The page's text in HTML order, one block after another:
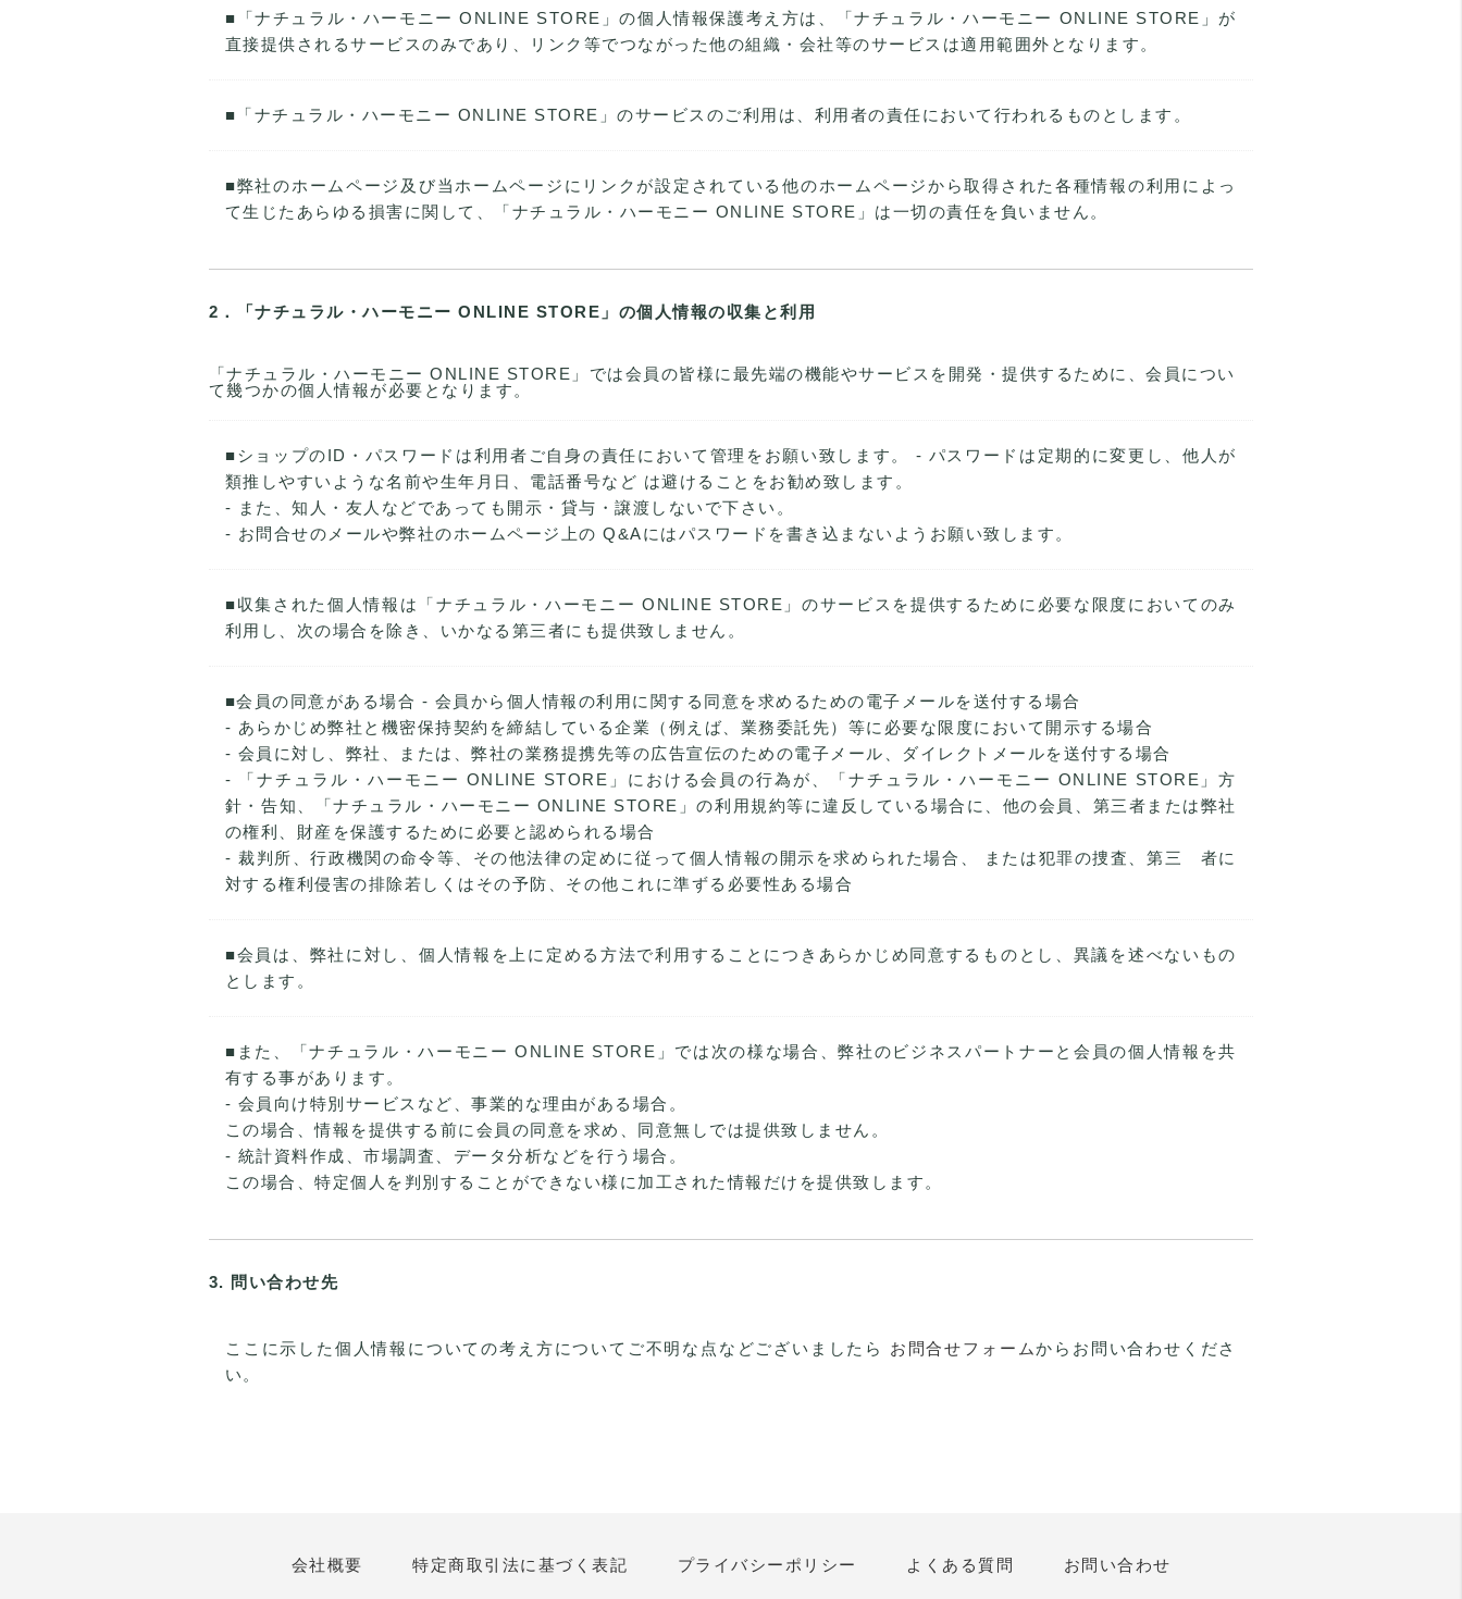
■「ナチュラル・ハーモニー ONLINE STORE」の個人情報保護考え方は、「ナチュラル・ハーモニー ONLINE STORE」が
直接提供されるサービスのみであり、リンク等でつながった他の組織・会社等のサービスは適用範囲外となります。
■「ナチュラル・ハーモニー ONLINE STORE」のサービスのご利用は、利用者の責任において行われるものとします。
■弊社のホームページ及び当ホームページにリンクが設定されている他のホームページから取得された各種情報の利用によっ
て生じたあらゆる損害に関して、「ナチュラル・ハーモニー ONLINE STORE」は一切の責任を負いません。
2．「ナチュラル・ハーモニー ONLINE STORE」の個人情報の収集と利用
「ナチュラル・ハーモニー ONLINE STORE」では会員の皆様に最先端の機能やサービスを開発・提供するために、会員につい
て幾つかの個人情報が必要となります。
■ショップのID・パスワードは利用者ご自身の責任において管理をお願い致します。 - パスワードは定期的に変更し、他人が
類推しやすいような名前や生年月日、電話番号など は避けることをお勧め致します。
- また、知人・友人などであっても開示・貸与・譲渡しないで下さい。
- お問合せのメールや弊社のホームページ上の Q&Aにはパスワードを書き込まないようお願い致します。
■収集された個人情報は「ナチュラル・ハーモニー ONLINE STORE」のサービスを提供するために必要な限度においてのみ
利用し、次の場合を除き、いかなる第三者にも提供致しません。
■会員の同意がある場合 - 会員から個人情報の利用に関する同意を求めるための電子メールを送付する場合
- あらかじめ弊社と機密保持契約を締結している企業（例えば、業務委託先）等に必要な限度において開示する場合
- 会員に対し、弊社、または、弊社の業務提携先等の広告宣伝のための電子メール、ダイレクトメールを送付する場合
- 「ナチュラル・ハーモニー ONLINE STORE」における会員の行為が、「ナチュラル・ハーモニー ONLINE STORE」方
針・告知、「ナチュラル・ハーモニー ONLINE STORE」の利用規約等に違反している場合に、他の会員、第三者または弊社
の権利、財産を保護するために必要と認められる場合
- 裁判所、行政機関の命令等、その他法律の定めに従って個人情報の開示を求められた場合、 または犯罪の捜査、第三 者に
対する権利侵害の排除若しくはその予防、その他これに準ずる必要性ある場合
■会員は、弊社に対し、個人情報を上に定める方法で利用することにつきあらかじめ同意するものとし、異議を述べないもの
とします。
■また、「ナチュラル・ハーモニー ONLINE STORE」では次の様な場合、弊社のビジネスパートナーと会員の個人情報を共
有する事があります。
- 会員向け特別サービスなど、事業的な理由がある場合。
この場合、情報を提供する前に会員の同意を求め、同意無しでは提供致しません。
- 統計資料作成、市場調査、データ分析などを行う場合。
この場合、特定個人を判別することができない様に加工された情報だけを提供致します。
3. 問い合わせ先
ここに示した個人情報についての考え方についてご不明な点などございましたら お問合せフォームからお問い合わせくださ
い。
会社概要 特定商取引法に基づく表記 プライバシーポリシー よくある質問 お問い合わせ